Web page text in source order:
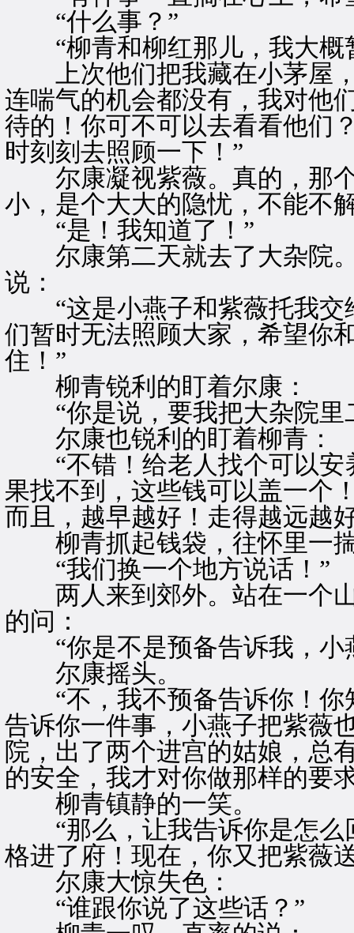
“什么事？”
“柳青和柳红那儿，我大概
上次他们把我藏在小茅屋，
连喘气的机会都没有，我对他
待的！你可不可以去看看他们
时刻刻去照顾一下！”
尔康凝视紫薇。真的，那个
小，是个大大的隐忧，不能不
“是！我知道了！”
尔康第二天就去了大杂院。
说：
“这是小燕子和紫薇托我交
们暂时无法照顾大家，希望你
住！”
柳青锐利的盯着尔康：
“你是说，要我把大杂院里
尔康也锐利的盯着柳青：
“不错！给老人找个可以安
果找不到，这些钱可以盖一个
而且，越早越好！走得越远越
柳青抓起钱袋，往怀里一
“我们换一个地方说话！”
两人来到郊外。站在一个山
的问：
“你是不是预备告诉我，小
尔康摇头。
“不，我不预备告诉你！你
告诉你一件事，小燕子把紫薇
院，出了两个进宫的姑娘，总
的安全，我才对你做那样的要
柳青镇静的一笑。
“那么，让我告诉你是怎么
格进了府！现在，你又把紫薇
尔康大惊失色：
“谁跟你说了这些话？”